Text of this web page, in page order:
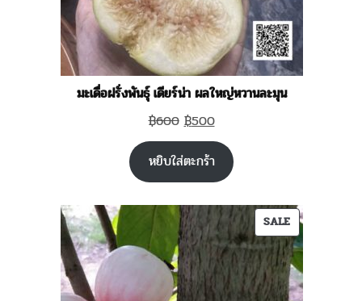
มะเดื่อฝรั่งพันธุ์ เดียร์น่า ผลใหญ่หวานละมุน
฿600 Original
price
was:
฿600.
฿500Current
price
is:
฿500.
หยิบใส่ตะกร้า
SALEPRODUCT
ON
SALE